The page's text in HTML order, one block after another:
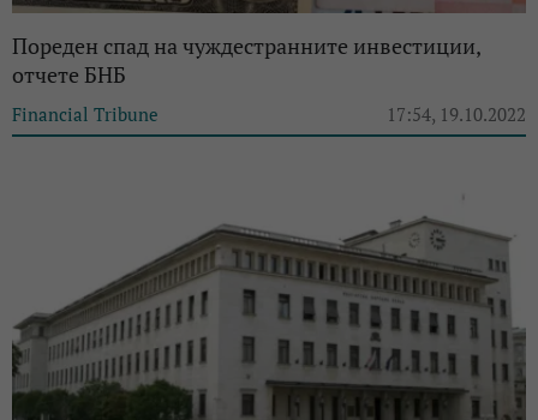
Пореден спад на чуждестранните инвестиции,
отчете БНБ
Financial Tribune 17:54, 19.10.2022